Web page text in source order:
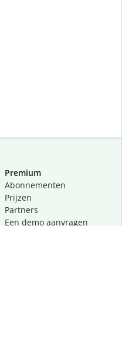
Premium
Abonnementen
Prijzen
Partners
Een demo aanvragen